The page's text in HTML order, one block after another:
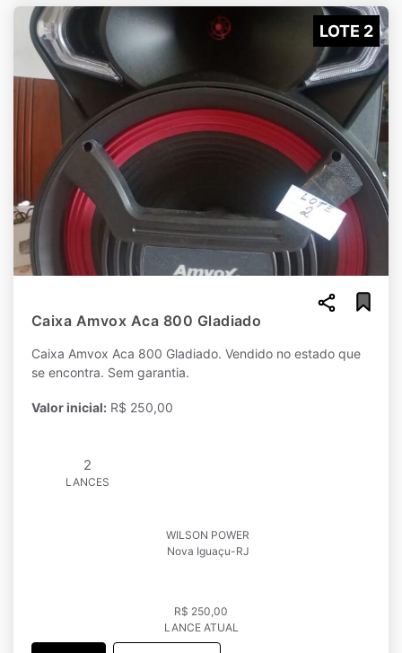
LOTE 2
Caixa Amvox Aca 800 Gladiado
Caixa Amvox Aca 800 Gladiado. Vendido no estado que
se encontra. Sem garantia.
Valor inicial: R$ 250,00
2
LANCES
WILSON POWER
Nova Iguaçu-RJ
R$ 250,00
LANCE ATUAL